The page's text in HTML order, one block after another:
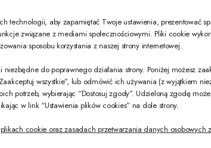
wroclavia@zeccoro.pl
technologii, aby zapamiętać Twoje ustawienia, prezentować
związane z mediami społecznościowymi. Pliki cookie
sposobu korzystania z naszej strony internetowej.
niezbędne do poprawnego działania strony. Poniżej możesz
wszystkie”, lub odmówić ich używania (z wyjątkiem
potrzeb, wybierając “Dostosuj zgody”. Udzieloną zgodę
w link “Ustawienia plików cookies” na dole strony.
cookie oraz zasadach przetwarzania danych osobowych